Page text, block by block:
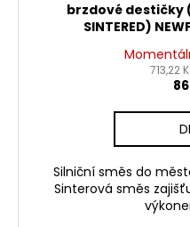
brzdové destičky
SINTERED)
713,22
Silniční směs do
Sinterová směs